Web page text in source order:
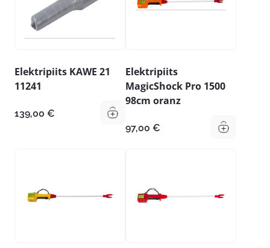
Elektripiits KAWE 21
11241
139,00 €
Elektripiits
MagicShock Pro 1500
98cm oranz
97,00 €